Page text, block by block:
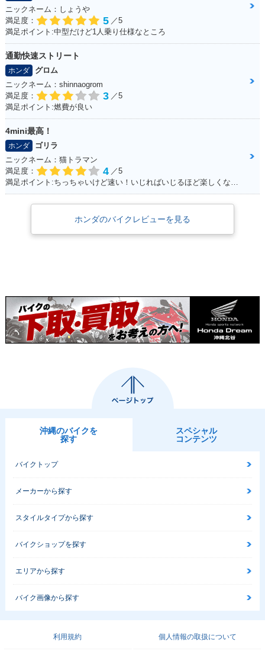
ニックネーム：しょうや
満足度：
5 ／5
満足ポイント:中型だけど1人乗り仕様なところ
通勤快速ストリート
ホンダ
グロム
ニックネーム：shinnaogrom
満足度：
3 ／5
満足ポイント:燃費が良い
4mini最高！
ホンダ
ゴリラ
ニックネーム：猫トラマン
満足度：
4 ／5
ホンダのバイクレビューを見る
沖縄のバイクを
探す
スペシャル
コンテンツ
バイクトップ
メーカーから探す
スタイルタイプから探す
バイクショップを探す
エリアから探す
バイク画像から探す
利用規約 個人情報の取扱について